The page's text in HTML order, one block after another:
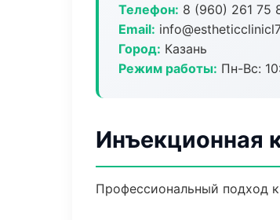
Телефон: 8 (960) 261 75
Email:
Город: Казань
Режим работы: Пн-Вс:
Инъекционная
Профессиональный подход